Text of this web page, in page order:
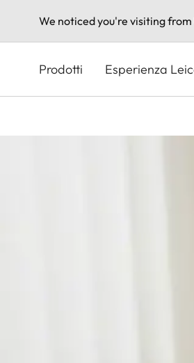
We noticed you're visiting from
principale
Prodotti Esperienza